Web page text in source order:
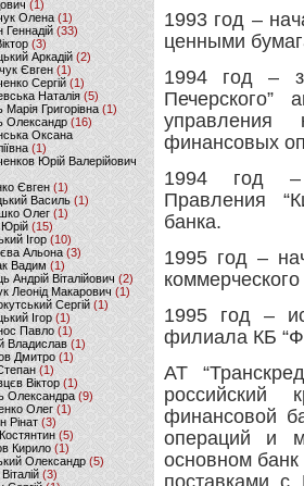
(1)
Олена (1)
Геннадій (33)
(3)
Аркадій (2)
Євген (1)
Сергій (1)
Наталія(5)
Марія Григорівна (1)
Олександр (16)
Оксана
(1)
Юрій Валерійович
Євген (1)
Василь (1)
Олег (1)
(15)
Ігор (10)
Альона(3)
Вадим (1)
Андрій Віталійович (2)
Леонід Макарович (1)
Сергій (1)
Ігор (1)
Павло (1)
Владислав (1)
Дмитро(1)
(1)
Віктор (1)
Олександра (9)
Олег (1)
Рінат(3)
(5)
Кирило (1)
Олександр (5)
(3)
1993 год –
ценными
1994 год –
Печерского”
управления
финансовых
1994 год –
Правления
банка.
1995 год –
1995 год –
филиала КБ
АТ
российский
финансовой
операций и
основном
поставками